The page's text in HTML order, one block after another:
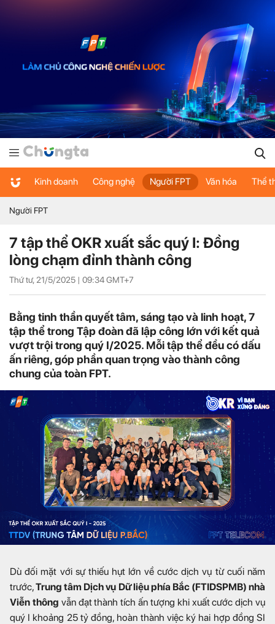
Kinh doanh Công nghệ Người FPT Văn hóa Thể
Người FPT
7 tập thể OKR xuất sắc quý I: Đồng
lòng chạm đỉnh thành công
Thứ tư, 21/5/2025 | 09:34GMT+7
Bằng tinh thần quyết tâm, sáng tạo và linh hoạt, 7
tập thể trong Tập đoàn đã lập công lớn với kết quả
vượt trội trong quý I/2025. Mỗi tập thể đều có dấu
ấn riêng, góp phần quan trọng vào thành công
chung của toàn FPT.
Dù đối mặt với sự thiếu hụt lớn về cước dịch vụ từ cuối năm
trước,Trung tâm Dịch vụ Dữ liệu phía Bắc (FTIDSPMB) nhà
Viễn thông vẫn đạt thành tích ấn tượng khi xuất cước dịch vụ
quý I khoảng 25 tỷ đồng, hoàn thành việc ký hai hợp đồng SI